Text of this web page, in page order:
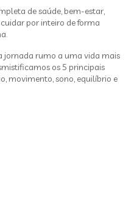
de saúde, bem-estar,
por inteiro de forma
jornada rumo a uma vida mais
os 5 principais
movimento, sono, equilíbrio e